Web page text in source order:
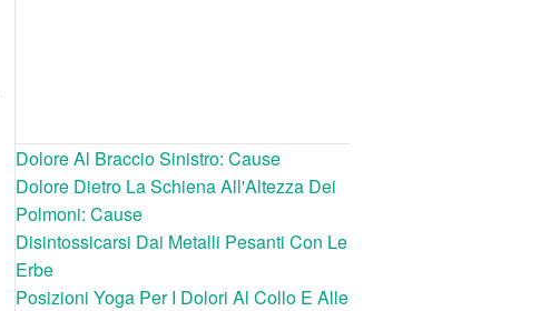
Dolore Al Braccio Sinistro: Cause
Dolore Dietro La Schiena All'Altezza Dei
Polmoni: Cause
Disintossicarsi Dai Metalli Pesanti Con Le
Erbe
Posizioni Yoga Per I Dolori Al Collo E Alle